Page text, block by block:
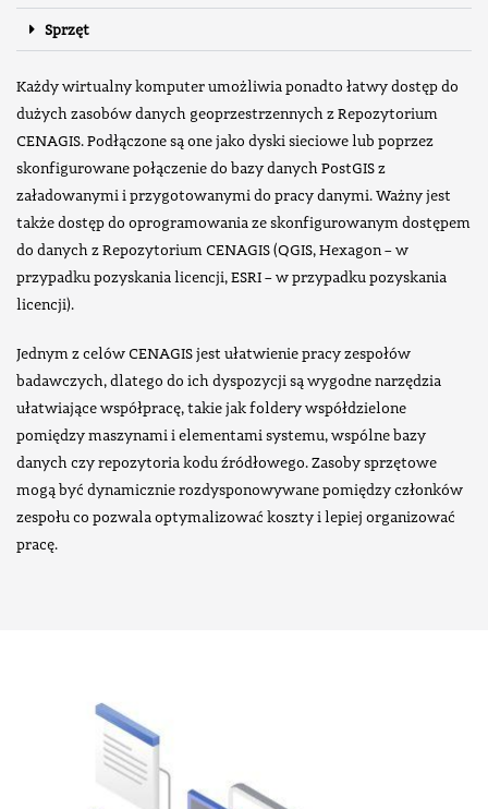
Sprzęt
Każdy wirtualny komputer umożliwia ponadto łatwy dostęp do
dużych zasobów danych geoprzestrzennych z Repozytorium
CENAGIS. Podłączone są one jako dyski sieciowe lub poprzez
skonfigurowane połączenie do bazy danych PostGIS z
załadowanymi i przygotowanymi do pracy danymi. Ważny jest
także dostęp do oprogramowania ze skonfigurowanym dostępem
do danych z Repozytorium CENAGIS (QGIS, Hexagon – w
przypadku pozyskania licencji, ESRI – w przypadku pozyskania
licencji).
Jednym z celów CENAGIS jest ułatwienie pracy zespołów
badawczych, dlatego do ich dyspozycji są wygodne narzędzia
ułatwiające współpracę, takie jak foldery współdzielone
pomiędzy maszynami i elementami systemu, wspólne bazy
danych czy repozytoria kodu źródłowego. Zasoby sprzętowe
mogą być dynamicznie rozdysponowywane pomiędzy członków
zespołu co pozwala optymalizować koszty i lepiej organizować
pracę.